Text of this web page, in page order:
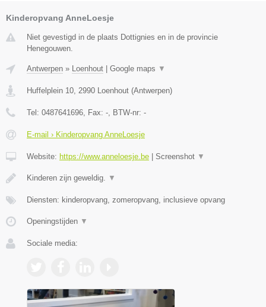
Kinderopvang AnneLoesje
Niet gevestigd in de plaats Dottignies en in de provincie
Henegouwen.
Antwerpen » Loenhout | Google maps ▼
Huffelplein 10 2990 Loenhout (Antwerpen)
Tel: 0487641696 , Fax: - , BTW-nr: -
E-mail › Kinderopvang AnneLoesje
Website: https://www.anneloesje.be | Screenshot ▼
Kinderen zijn geweldig. ▼
Diensten: kinderopvang, zomeropvang, inclusieve opvang
Openingstijden ▼
Sociale media: